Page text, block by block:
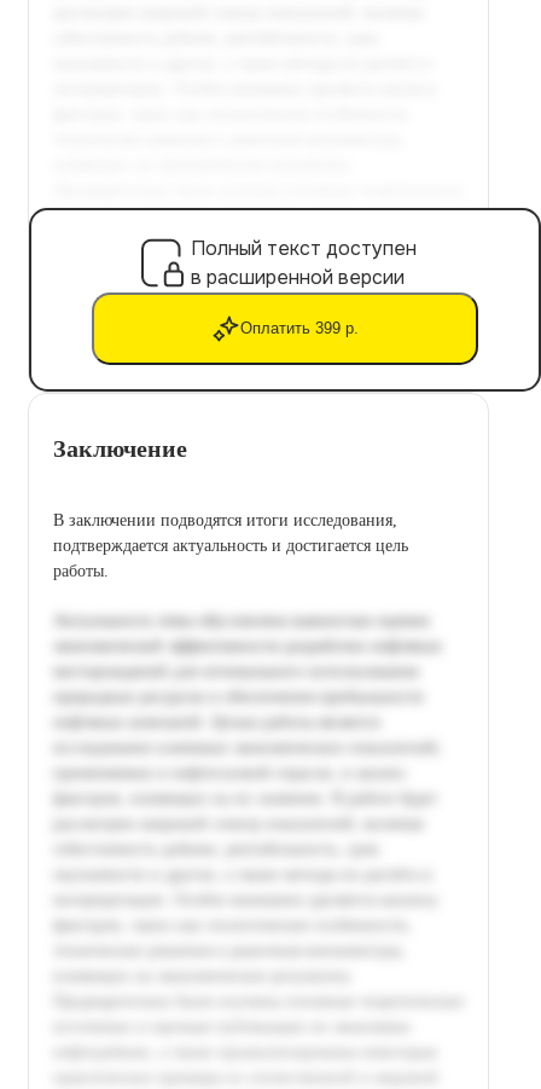
Полный текст доступен
в расширенной версии
Оплатить 399 р.
Заключение
В заключении подводятся итоги исследования,
подтверждается актуальность и достигается цель
работы.